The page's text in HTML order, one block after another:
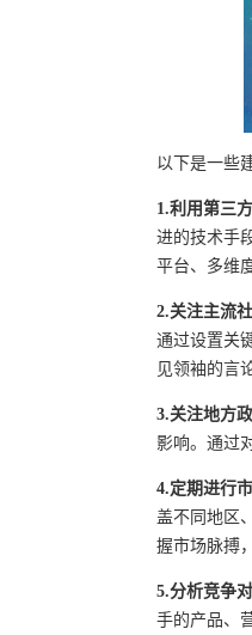
以下是一些
1.利用第三
进的技术手
平台、多维
2.关注主流
通过设置关
见领袖的言
3.关注地方
影响。通过
4.定期进行
盖不同地区
握市场脉搏
5.分析竞争
手的产品、